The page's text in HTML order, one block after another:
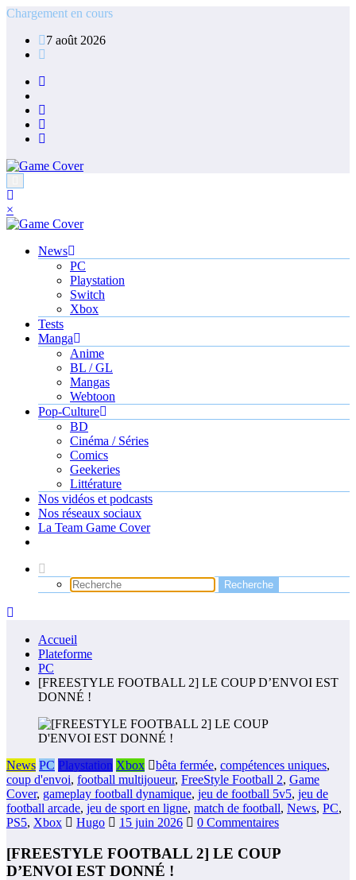
Aller
contenu
Chargement en cours
7 août 2026
×
News
PC
Playstation
Switch
Xbox
Tests
Manga
Anime
BL / GL
Mangas
Webtoon
Pop-Culture
BD
Cinéma / Séries
Comics
Geekeries
Littérature
Nos vidéos et podcasts
Nos réseaux sociaux
La Team Game Cover
Accueil
Plateforme
PC
[FREESTYLE FOOTBALL 2] LE COUP D’ENVOI EST
DONNÉ !
News PC Playstation Xbox bêta fermée, compétences uniques,
coup d'envoi, football multijoueur, FreeStyle Football 2, Game
Cover, gameplay football dynamique, jeu de football 5v5, jeu de
football arcade, jeu de sport en ligne, match de football, News, PC,
PS5, Xbox Hugo 15 juin 2026 0 Commentaires
[FREESTYLE FOOTBALL 2] LE COUP
D’ENVOI EST DONNÉ !